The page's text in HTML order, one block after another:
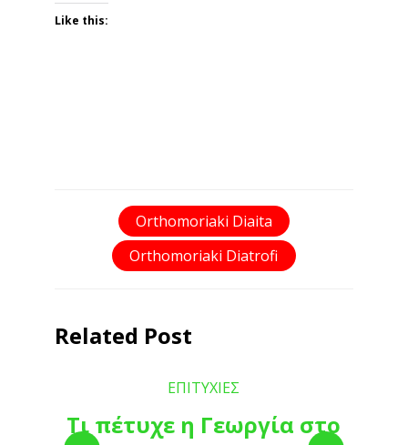
Like this:
Orthomoriaki Diaita
Orthomoriaki Diatrofi
Related Post
ΕΠΙΤΥΧΙΕΣ
Τι πέτυχε η Γεωργία στο